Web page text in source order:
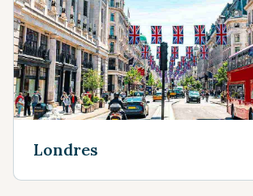
Londres